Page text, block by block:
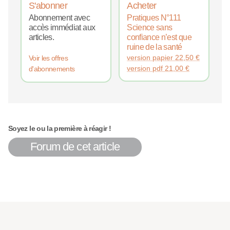
S'abonner
Abonnement avec
accès immédiat aux
articles.
Voir les offres
d'abonnements
Acheter
Pratiques N°111
Science sans
confiance n’est que
ruine de la santé
version papier 22,50€
version pdf 21,00€
Soyez le ou la première à réagir !
Forum de cet article